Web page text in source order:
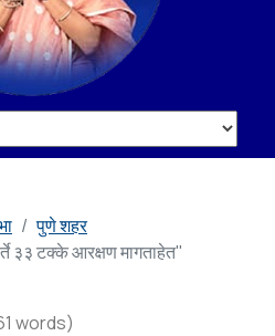
पुणे शहर
३३ टक्के आरक्षण मागताहेत"
words)